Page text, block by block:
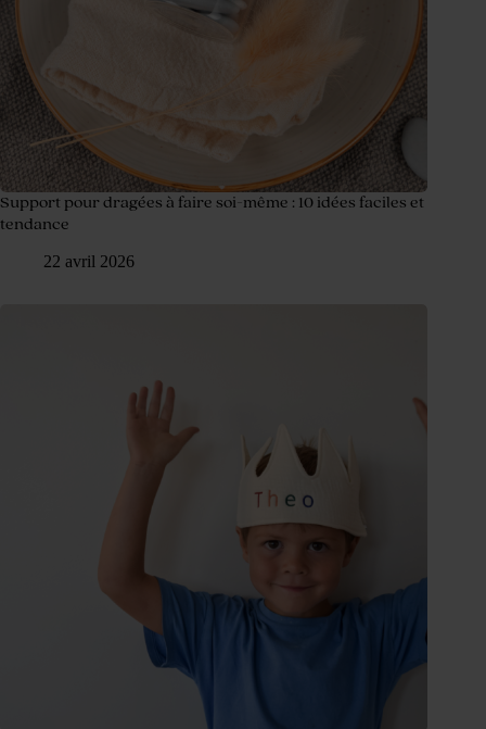
Support pour dragées à faire soi-même : 10 idées faciles et
tendance
22 avril 2026